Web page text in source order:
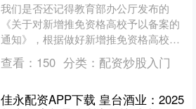
我们是否还记得教育部办公厅发布的
《关于对新增推免资格高校予以备案的
通知》，根据做好新增推免资格高校申
报及确认工作有关部署，经符合条件高
校自主申报、高校所在地省级....
查看： 150 分类： 配资炒股入门
佳永配资APP下载 皇台酒业：2025